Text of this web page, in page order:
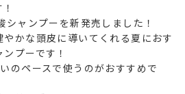
ャンプーを新発売しました！
かな頭皮に導いてくれる夏におす
プーです！
のペースで使うのがおすすめで